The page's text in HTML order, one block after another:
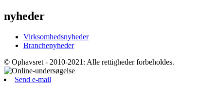
nyheder
Virksomhedsnyheder
Branchenyheder
© Ophavsret - 2010-2021: Alle rettigheder forbeholdes.
Send e-mail